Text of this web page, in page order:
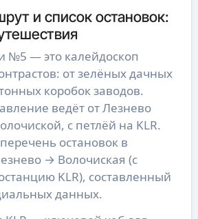
и список остановок:
№5 — это калейдоскоп
от зелёных дачных
коробок заводов.
ведёт от Лезнево
с петлёй на KLR.
остановок в
→ Волочиская (с
KLR), составленный
данных.